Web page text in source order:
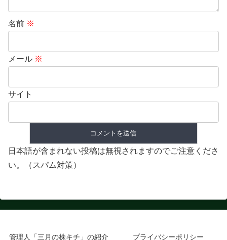
名前 ※
メール ※
サイト
日本語が含まれない投稿は無視されますのでご注意くださ
い。（スパム対策）
管理人「三月の株キチ」の紹介 プライバシーポリシー